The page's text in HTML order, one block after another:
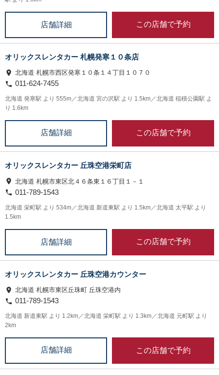
店舗詳細 この店舗で予約
オリックスレンタカー 札幌発寒１０条店
北海道 札幌市西区発寒１０条１４丁目１０７０
011-624-7455
北海道 発寒駅 より 555m／北海道 宮の沢駅 より 1.5km／北海道 稲積公園駅 よ
り 1.6km
店舗詳細 この店舗で予約
オリックスレンタカー 丘珠空港栄町店
北海道 札幌市東区北４６条東１６丁目１－１
011-789-1543
北海道 栄町駅 より 534m／北海道 新道東駅 より 1.5km／北海道 太平駅 より
1.5km
店舗詳細 この店舗で予約
オリックスレンタカー 丘珠空港カウンター
北海道 札幌市東区丘珠町 丘珠空港内
011-789-1543
北海道 新道東駅 より 1.2km／北海道 栄町駅 より 1.3km／北海道 元町駅 より
2km
店舗詳細 この店舗で予約